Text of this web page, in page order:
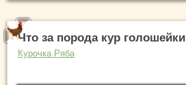
Что за порода кур голошейки
Курочка Ряба